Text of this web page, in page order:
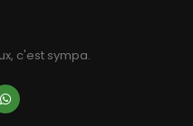
c'est sympa.